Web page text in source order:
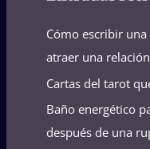
Cómo escribir
atraer una
Cartas del tarot
Baño energético
después de una